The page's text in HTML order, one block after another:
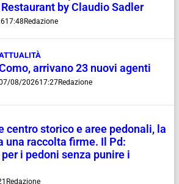
by Claudio Sadler
17:48 Redazione
arrivano 23 nuovi agenti
08/202617:27Redazione
centro storico e aree pedonali, la
una raccolta firme. Il Pd:
per i pedoni senza punire i
Redazione